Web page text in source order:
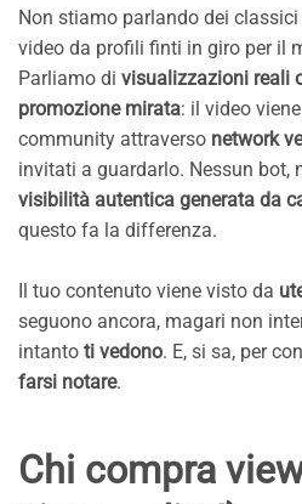
Non stiamo parlando dei
video da profili finti in giro per il
Parliamo di visualizzazioni reali
promozione mirata: il video
community attraverso network
invitati a guardarlo. Nessun bot,
visibilità autentica generata da
questo fa la differenza.
Il tuo contenuto viene visto da
seguono ancora, magari non
intanto ti vedono. E, si sa, per
farsi notare.
Chi compra